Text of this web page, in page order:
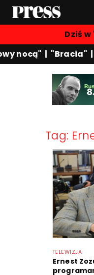
Dziś
nocą" "Bracia" |
Tag:
TELEWIZJA
Ernest